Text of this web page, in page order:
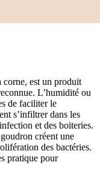
est un produit
L’humidité ou
de faciliter le
s’infiltrer dans les
et des boiteries.
créent une
des bactéries.
pratique pour